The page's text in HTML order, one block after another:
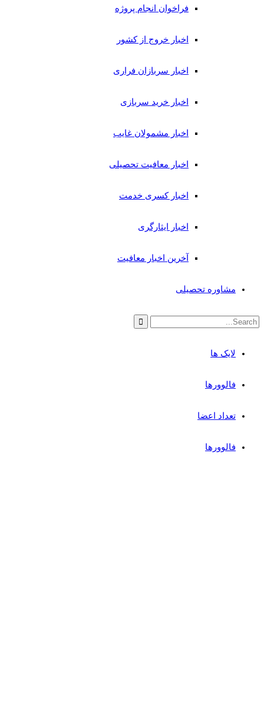
فراخوان انجام پروژه
اخبار خروج از کشور
اخبار سربازان فراری
اخبار خرید سربازی
اخبار مشمولان غایب
اخبار معافیت تحصیلی
اخبار کسری خدمت
اخبار ایثارگری
آخرین اخبار معافیت
مشاوره تحصیلی
لایک ها
فالوورها
تعداد اعضا
فالوورها